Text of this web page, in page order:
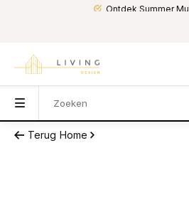
Ontdek Summer
Terug Home